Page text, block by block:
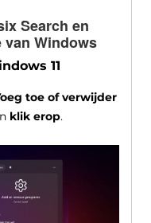
Search en
Windows
11
toe of verwijder
klik erop.